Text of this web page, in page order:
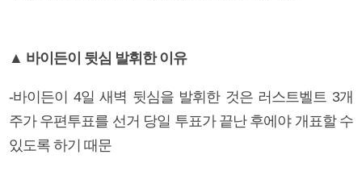
▲ 바이든이 뒷심 발휘한 이유
-바이든이 4일 새벽 뒷심을 발휘한 것은 러스트벨트 3개
주가 우편투표를 선거 당일 투표가 끝난 후에야 개표할 수
있도록 하기 때문